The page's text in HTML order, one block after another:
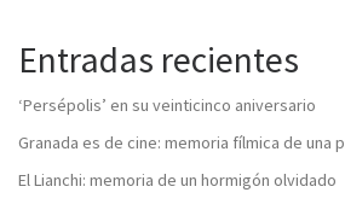
Entradas recientes
‘Persépolis’ en su veinticinco aniversario
Granada es de cine: memoria fílmica de una
El Lianchi: memoria de un hormigón olvidado